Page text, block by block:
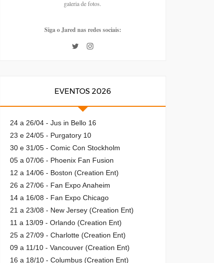
galeria de fotos.
Siga o Jared nas redes sociais:
EVENTOS 2026
24 a 26/04 - Jus in Bello 16
23 e 24/05 - Purgatory 10
30 e 31/05 - Comic Con Stockholm
05 a 07/06 - Phoenix Fan Fusion
12 a 14/06 - Boston (Creation Ent)
26 a 27/06 - Fan Expo Anaheim
14 a 16/08 - Fan Expo Chicago
21 a 23/08 - New Jersey (Creation Ent)
11 a 13/09 - Orlando (Creation Ent)
25 a 27/09 - Charlotte (Creation Ent)
09 a 11/10 - Vancouver (Creation Ent)
16 a 18/10 - Columbus (Creation Ent)